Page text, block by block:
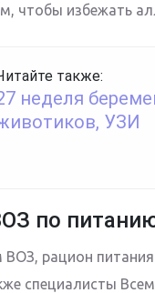
чтобы избежать
также:
неделя
УЗИ
по
рацион
специалисты